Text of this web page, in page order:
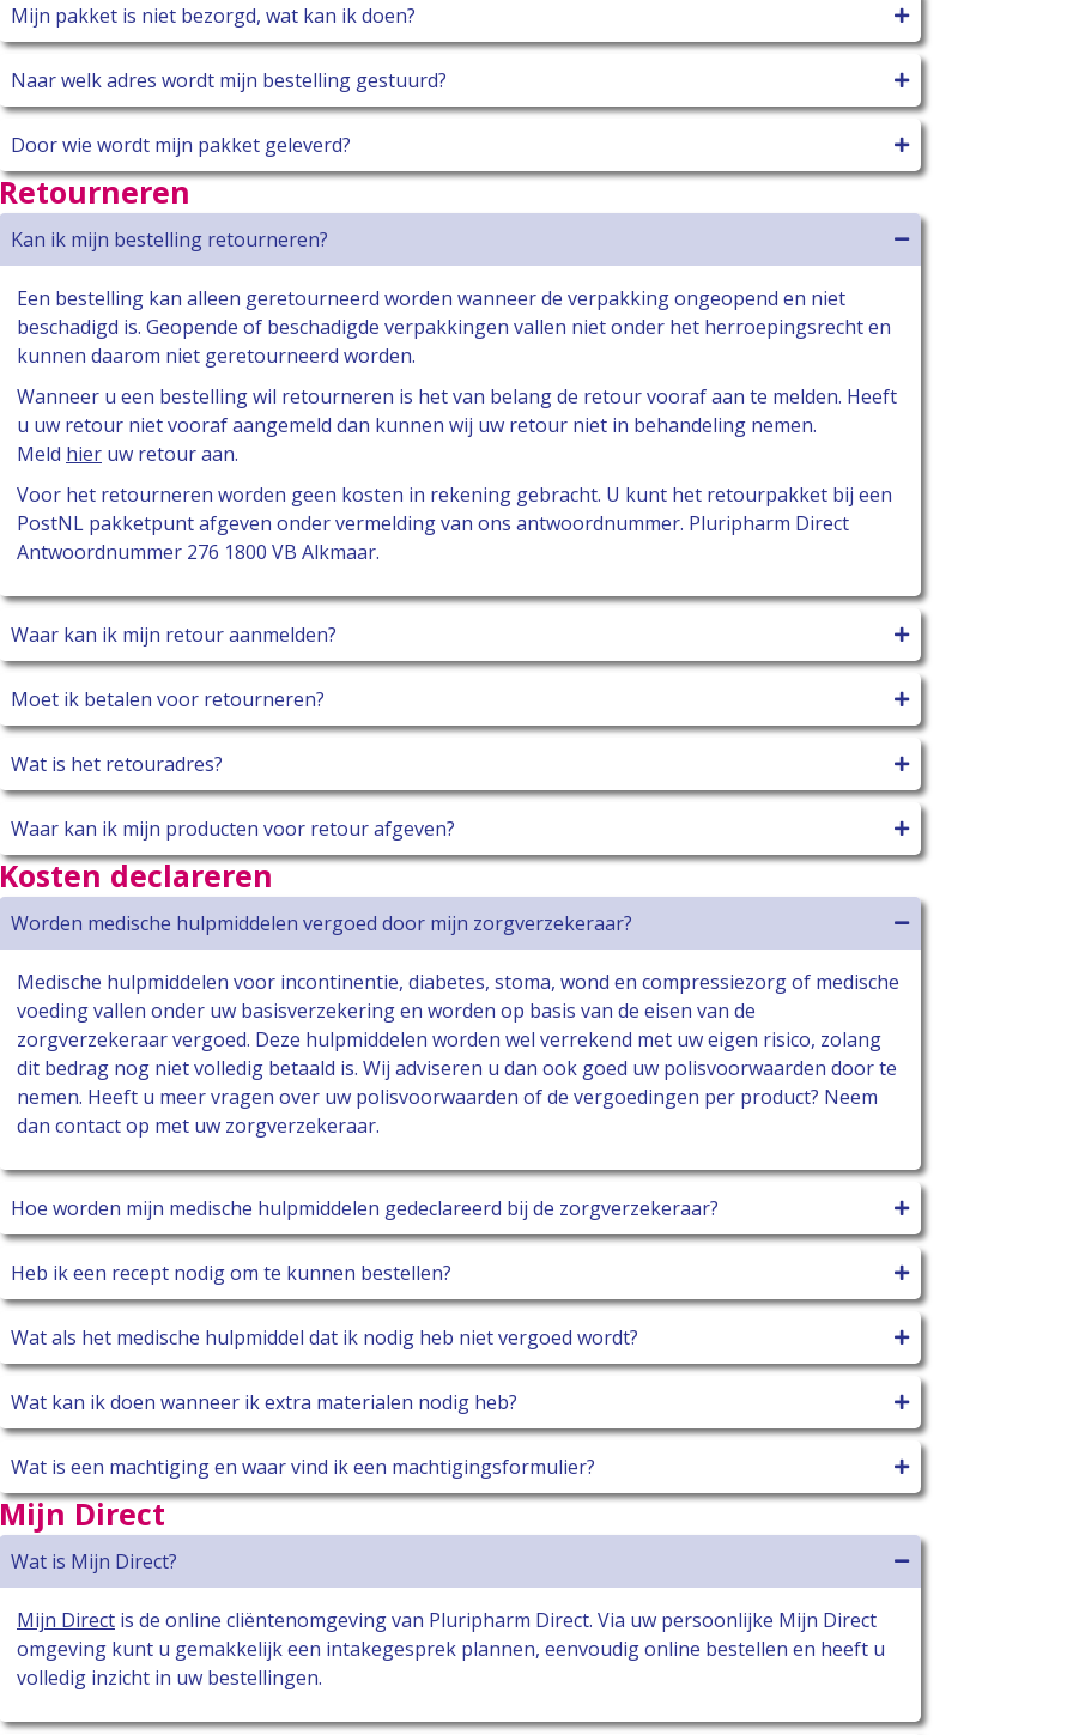
Mijn pakket is niet bezorgd, wat kan ik doen?
Naar welk adres wordt mijn bestelling gestuurd?
Door wie wordt mijn pakket geleverd?
Retourneren
Kan ik mijn bestelling retourneren?
Een bestelling kan alleen geretourneerd worden wanneer de verpakking ongeopend en niet
beschadigd is. Geopende of beschadigde verpakkingen vallen niet onder het herroepingsrecht en
kunnen daarom niet geretourneerd worden.
Wanneer u een bestelling wil retourneren is het van belang de retour vooraf aan te melden. Heeft
u uw retour niet vooraf aangemeld dan kunnen wij uw retour niet in behandeling nemen.
Meld hier uw retour aan.
Voor het retourneren worden geen kosten in rekening gebracht. U kunt het retourpakket bij een
PostNL pakketpunt afgeven onder vermelding van ons antwoordnummer. Pluripharm Direct
Antwoordnummer 276 1800 VB Alkmaar.
Waar kan ik mijn retour aanmelden?
Moet ik betalen voor retourneren?
Wat is het retouradres?
Waar kan ik mijn producten voor retour afgeven?
Kosten declareren
Worden medische hulpmiddelen vergoed door mijn zorgverzekeraar?
Medische hulpmiddelen voor incontinentie, diabetes, stoma, wond en compressiezorg of medische
voeding vallen onder uw basisverzekering en worden op basis van de eisen van de
zorgverzekeraar vergoed. Deze hulpmiddelen worden wel verrekend met uw eigen risico, zolang
dit bedrag nog niet volledig betaald is. Wij adviseren u dan ook goed uw polisvoorwaarden door te
nemen. Heeft u meer vragen over uw polisvoorwaarden of de vergoedingen per product? Neem
dan contact op met uw zorgverzekeraar.
Hoe worden mijn medische hulpmiddelen gedeclareerd bij de zorgverzekeraar?
Heb ik een recept nodig om te kunnen bestellen?
Wat als het medische hulpmiddel dat ik nodig heb niet vergoed wordt?
Wat kan ik doen wanneer ik extra materialen nodig heb?
Wat is een machtiging en waar vind ik een machtigingsformulier?
Mijn Direct
Wat is Mijn Direct?
Mijn Direct is de online cliëntenomgeving van Pluripharm Direct. Via uw persoonlijke Mijn Direct
omgeving kunt u gemakkelijk een intakegesprek plannen, eenvoudig online bestellen en heeft u
volledig inzicht in uw bestellingen.